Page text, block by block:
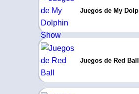
Juegos de My
Juegos de Red Ball